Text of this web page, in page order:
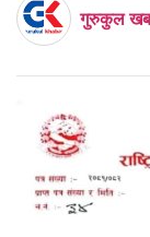
गुरुकुल